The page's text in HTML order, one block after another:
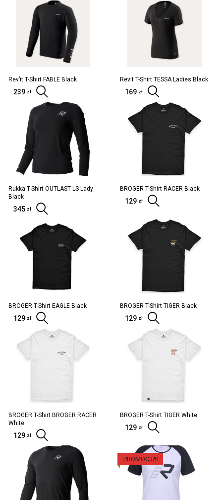
Rev’it T-Shirt FABLE Black
239 zł
Revit T-Shirt TESSA Ladies Black
169 zł
Rukka T-Shirt OUTLAST LS Lady
Black
345 zł
BROGER T-Shirt RACER Black
129 zł
BROGER T-Shirt EAGLE Black
129 zł
BROGER T-Shirt TIGER Black
129 zł
BROGER T-Shirt BROGER RACER
White
129 zł
BROGER T-Shirt TIGER White
129 zł
PROMOCJA!